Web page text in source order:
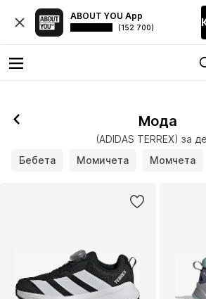
ABOUT YOU App
(152 700)
Мода
(ADIDAS TERREX) за
Бебета
Момичета Момчета